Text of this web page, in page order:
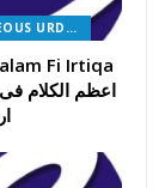
MISCELLANEOUS URDU BOOKS
Fi Irtiqa